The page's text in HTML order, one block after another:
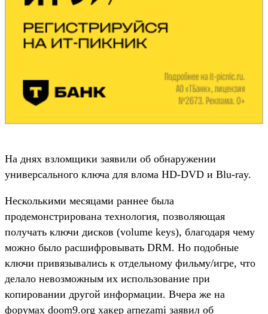
На днях взломщики заявили об обнаружении
универсального ключа для влома HD-DVD и Blu-ray.
Несколькими месяцами раннее была
продемонстрирована технология, позволяющая
получать ключи дисков (volume keys), благодаря чему
можно было расшифровывать DRM. Но подобные
ключи привязывались к отдельному фильму/игре, что
делало невозможным их использование при
копировании другой информации. Вчера же на
форумах doom9.org хакер arnezami заявил об